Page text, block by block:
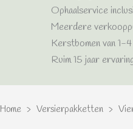
Ophaalservice
Meerdere
Kerstbomen van 1-
Ruim 15 jaar
Home > Versierpakketten >